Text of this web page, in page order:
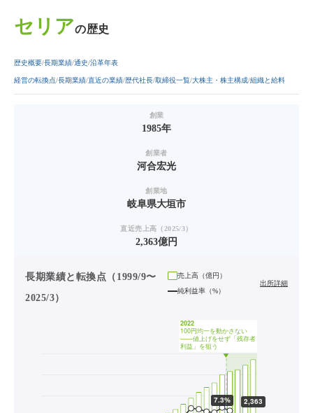
セリアの歴史
歴史概要 長期業績 通史 沿革年表
経営の転換点 長期業績 直近の業績 歴代社長 取締役一覧 大株主・株主構成 組織と給料
創業
1985年
創業者
河合宏光
創業地
岐阜県大垣市
直近売上高（2025/3）
2,363億円
長期業績と転換点（1999/9〜
2025/3）
売上高（億円）
純利益率（%）
出所詳細